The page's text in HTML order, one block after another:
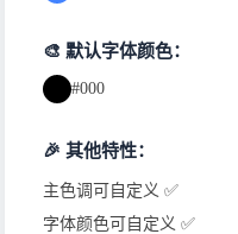
独立完成系统的需求分析
完成后端代码实现，包括
技能/证书其他
：英语 CET-6（ 能熟
荣誉奖项 ：大学生计算机系
🎨 默认字体颜色：
#000
🎉 其他特性：
主色调可自定义 ✅
字体颜色可自定义 ✅